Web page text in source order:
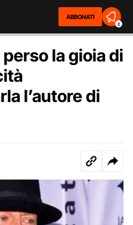
ABBONATI
2
la gioia di
l’autore di